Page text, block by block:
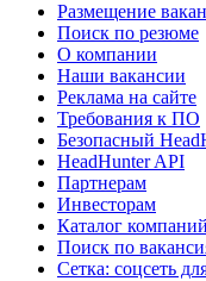
Размещение
Поиск по резюме
О компании
Наши вакансии
Реклама на сайте
Требования к ПО
Безопасный
HeadHunter API
Партнерам
Инвесторам
Каталог компаний
Поиск по
Сетка: соцсеть